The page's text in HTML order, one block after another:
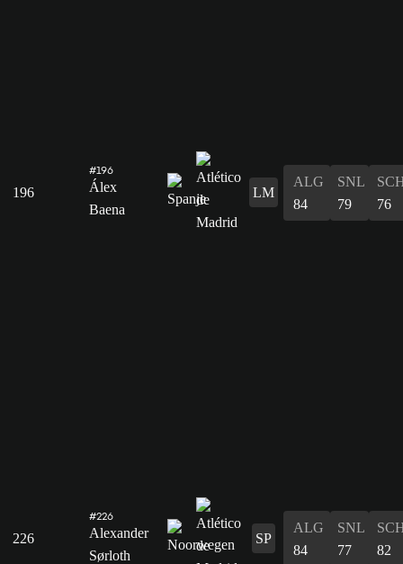
196
#196
Álex
Baena
LM
ALG
84
SNL
79
76
226
#226
Alexander
Sørloth
SP
ALG
84
SNL
77
82